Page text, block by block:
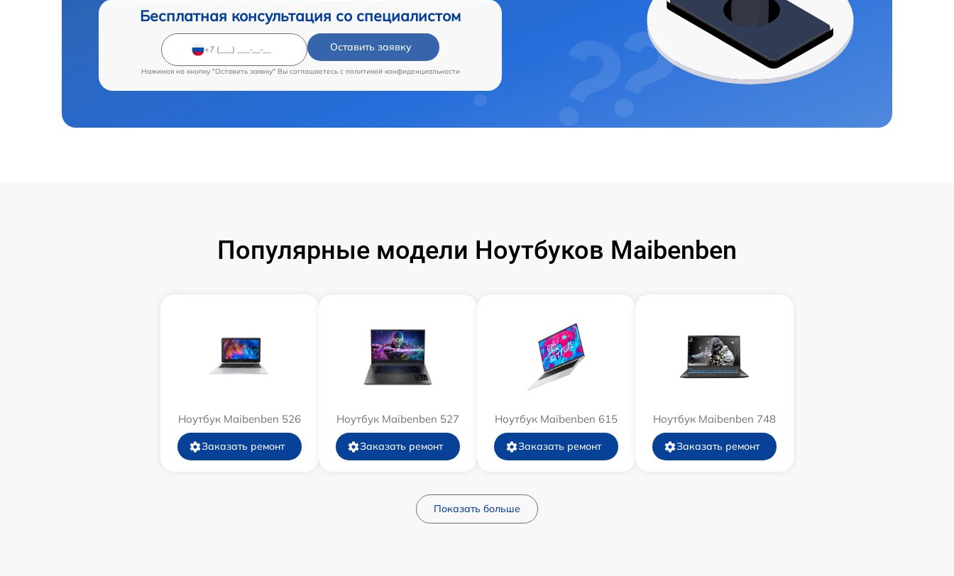
Бесплатная консультация со специалистом
Оставить заявку
Нажимая на кнопку "Оставить заявку" Вы соглашаетесь c политикой конфиденциальности
Популярные модели Ноутбуков Maibenben
Ноутбук Maibenben 526
Заказать ремонт
Ноутбук Maibenben 527
Заказать ремонт
Ноутбук Maibenben 615
Заказать ремонт
Ноутбук Maibenben 748
Заказать ремонт
Показать больше